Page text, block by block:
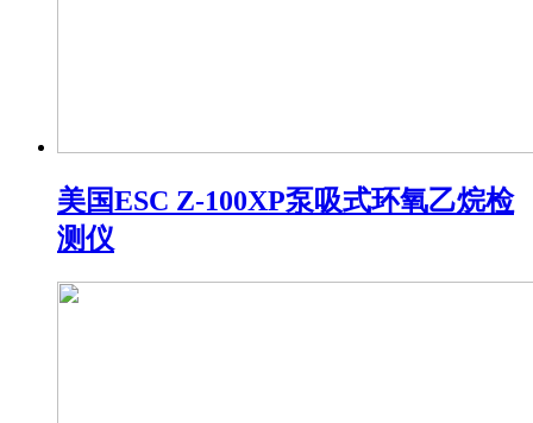
美国ESC Z-100XP泵吸式环氧乙烷检
测仪